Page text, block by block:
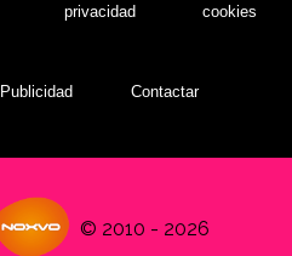
privacidad
cookies
Publicidad Contactar
© 2010 - 2026